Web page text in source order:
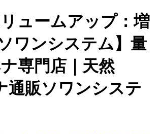
ュームアップ：増
ワンシステム】量
専門店｜天然
通販ソワンシステ